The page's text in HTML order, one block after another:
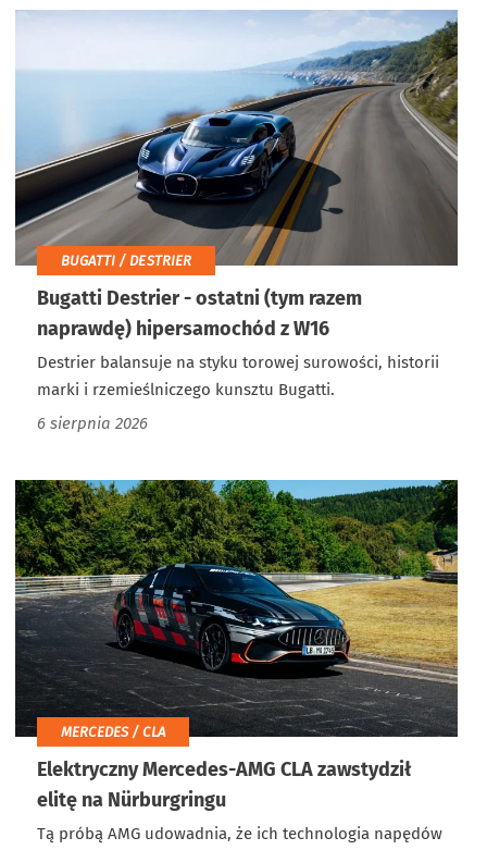
BUGATTI / DESTRIER
Bugatti Destrier - ostatni (tym razem
naprawdę) hipersamochód z W16
Destrier balansuje na styku torowej surowości, historii
marki i rzemieślniczego kunsztu Bugatti.
6 sierpnia 2026
MERCEDES / CLA
Elektryczny Mercedes-AMG CLA zawstydził
elitę na Nürburgringu
Tą próbą AMG udowadnia, że ich technologia napędów